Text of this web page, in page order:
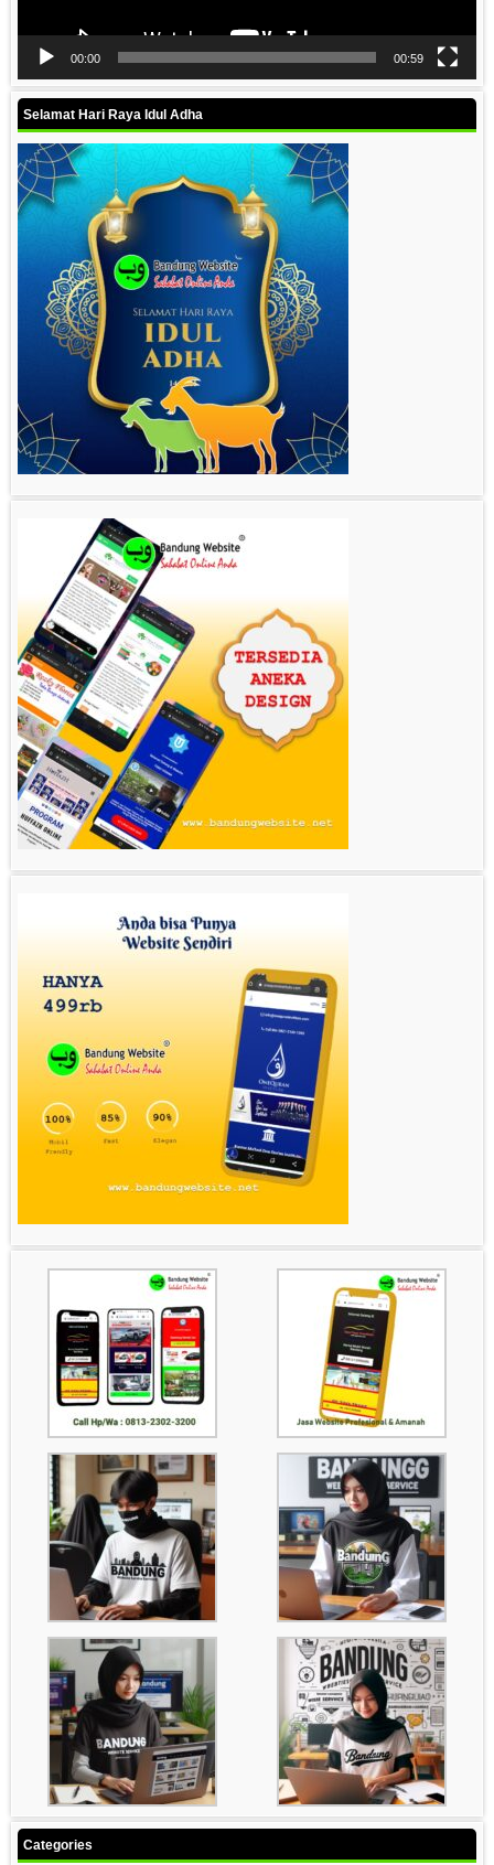
00:00 00:59
Selamat Hari Raya Idul Adha
Categories